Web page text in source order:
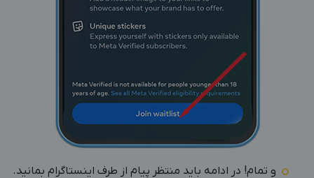
و تمام! در ادامه باید منتظر پیام از طرف اینستاگرام بمانید.